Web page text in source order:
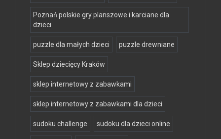
Poznań polskie gry planszowe i karciane dla
dzieci
puzzle dla małych dzieci puzzle drewniane
Sklep dziecięcy Kraków
sklep internetowy z zabawkami
sklep internetowy z zabawkami dla dzieci
sudoku challenge sudoku dla dzieci online